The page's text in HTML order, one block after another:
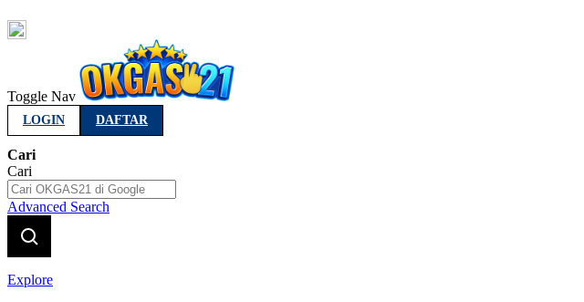
Toggle Nav
LOGIN DAFTAR
Cari
Cari
Advanced Search
Explore